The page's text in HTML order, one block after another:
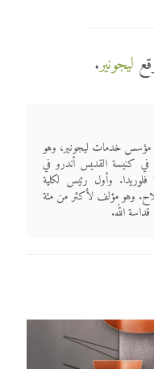
ليجونير.
خدمات ليجونير، وهو
كنيسة القديس أندرو في
فلوريدا. وأول رئيس لكلية
وهو مؤلف لأكثر من مئة
الله.